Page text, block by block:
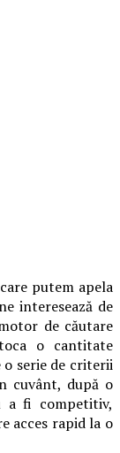
putem apela
interesează de
de căutare
o cantitate
serie de criterii
cuvânt, după o
a fi competitiv,
acces rapid la o